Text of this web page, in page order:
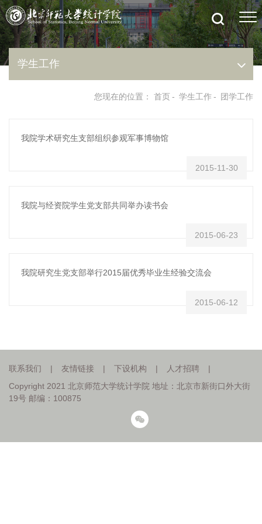
学生工作
您现在的位置： 首页- 学生工作- 团学工作
我院学术研究生支部组织参观军事博物馆
2015-11-30
我院与经资院学生党支部共同举办读书会
2015-06-23
我院研究生党支部举行2015届优秀毕业生经验交流会
2015-06-12
联系我们 | 友情链接 | 下设机构 | 人才招聘
|
Copyright 2021 北京师范大学统计学院 地址：北京市新街口外大街
19号 邮编：100875